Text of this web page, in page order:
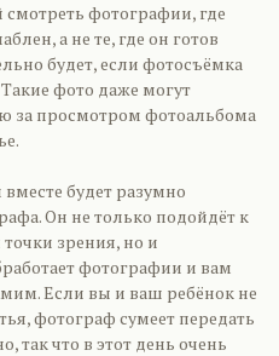
фотографии, где
а не те, где он готов
будет, если фотосъёмка
фото даже могут
за просмотром фотоальбома
будет разумно
Он не только подойдёт к
зрения, но и
фотографии и вам
Если вы и ваш ребёнок не
фотограф сумеет передать
так что в этот день очень